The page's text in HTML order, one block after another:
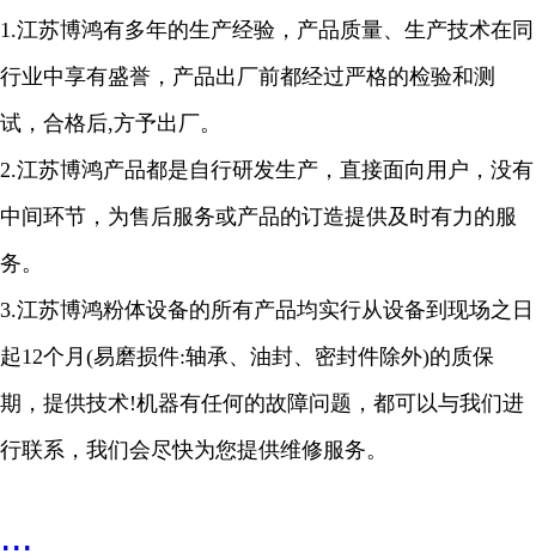
1.江苏博鸿有多年的生产经验，产品质量、生产技术在同
行业中享有盛誉，产品出厂前都经过严格的检验和测
试，合格后,方予出厂。
2.江苏博鸿产品都是自行研发生产，直接面向用户，没有
中间环节，为售后服务或产品的订造提供及时有力的服
务。
3.江苏博鸿粉体设备的所有产品均实行从设备到现场之日
起12个月(易磨损件:轴承、油封、密封件除外)的质保
期，提供技术!机器有任何的故障问题，都可以与我们进
行联系，我们会尽快为您提供维修服务。
...